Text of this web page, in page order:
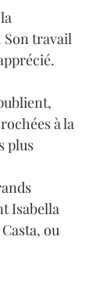
travail
à la
plus
Isabella
ou